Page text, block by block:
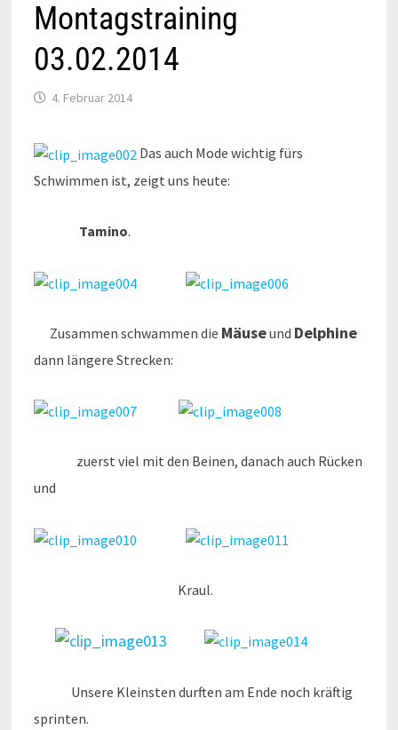
Montagstraining
03.02.2014
4. Februar 2014
Das auch Mode wichtig fürs
Schwimmen ist, zeigt uns heute:
Tamino.
Zusammen schwammen die Mäuseund Delphine
dann längere Strecken:
zuerst viel mit den Beinen, danach auch Rücken
und
Kraul.
Unsere Kleinsten durften am Ende noch kräftig
sprinten.